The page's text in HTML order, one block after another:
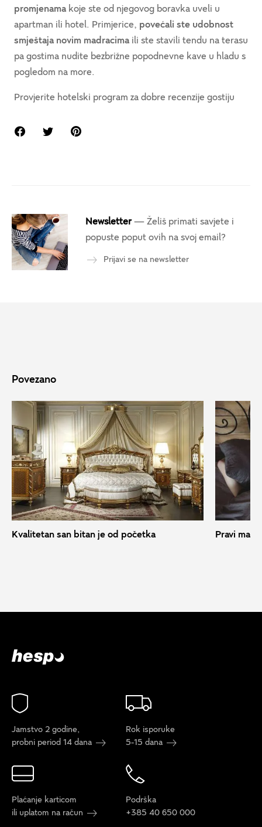
promjenama koje ste od njegovog boravka uveli u
apartman ili hotel. Primjerice, povećali ste udobnost
smještaja novim madracima ili ste stavili tendu na terasu
pa gostima nudite bezbrižne popodnevne kave u hladu s
pogledom na more.
Provjerite hotelski program za dobre recenzije gostiju
Newsletter— Želiš primati savjete i
popuste poput ovih na svoj email?
Prijavi se na newsletter
Povezano
Kvalitetan san bitan je od početka Pravi
Jamstvo 2 godine,
probni period 14 dana
Rok isporuke
5-15 dana
Plaćanje karticom
ili uplatom na račun
Podrška
+385 40 650 000